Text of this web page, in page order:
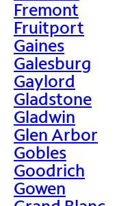
Fremont
Fruitport
Gaines
Galesburg
Gaylord
Gladstone
Gladwin
Glen Arbor
Gobles
Goodrich
Gowen